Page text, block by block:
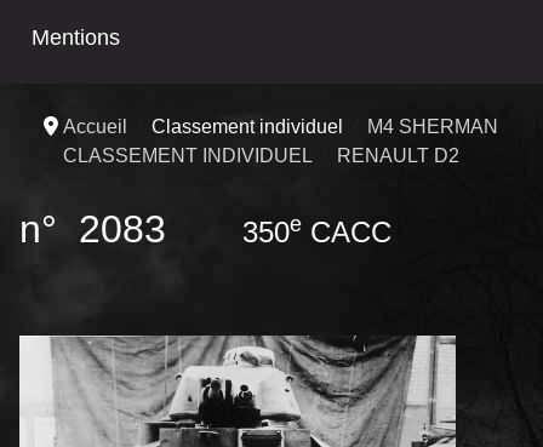
Mentions
Accueil Classement individuel
M4 SHERMAN
CLASSEMENT INDIVIDUEL
RENAULT D2
n° 2083 350e CACC